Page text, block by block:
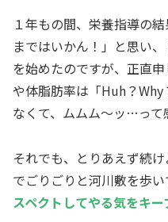
１年もの間、栄養指導の
まではいかん！」と思い
を始めたのですが、正直
や体脂肪率は「Huh？
なくて、ムムム～ッ…って
それでも、とりあえず続
でごりごりと河川敷を歩い
スペクトしてやる気をキ